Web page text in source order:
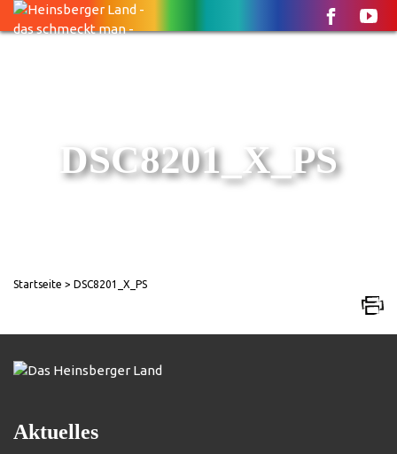
DSC8201_X_PS
Startseite > DSC8201_X_PS
Aktuelles